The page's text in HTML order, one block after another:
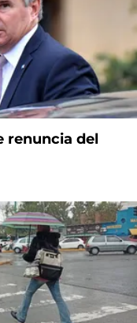
renuncia del